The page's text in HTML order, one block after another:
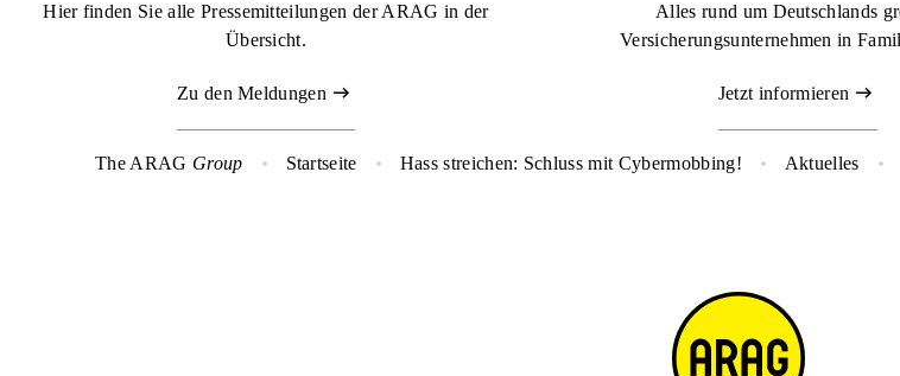
Hier finden Sie alle Pressemitteilungen der ARAG in der
Übersicht.
Zu den Meldungen
Alles rund um Deutschlands
Versicherungsunternehmen in
Jetzt informieren
The ARAG Group Startseite Hass streichen: Schluss mit Cybermobbing! Aktuelles